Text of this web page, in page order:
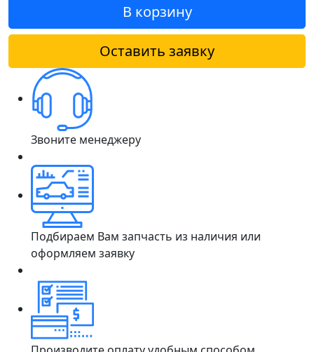
В корзину
Оставить заявку
Звоните менеджеру
Подбираем Вам запчасть из наличия или
оформляем заявку